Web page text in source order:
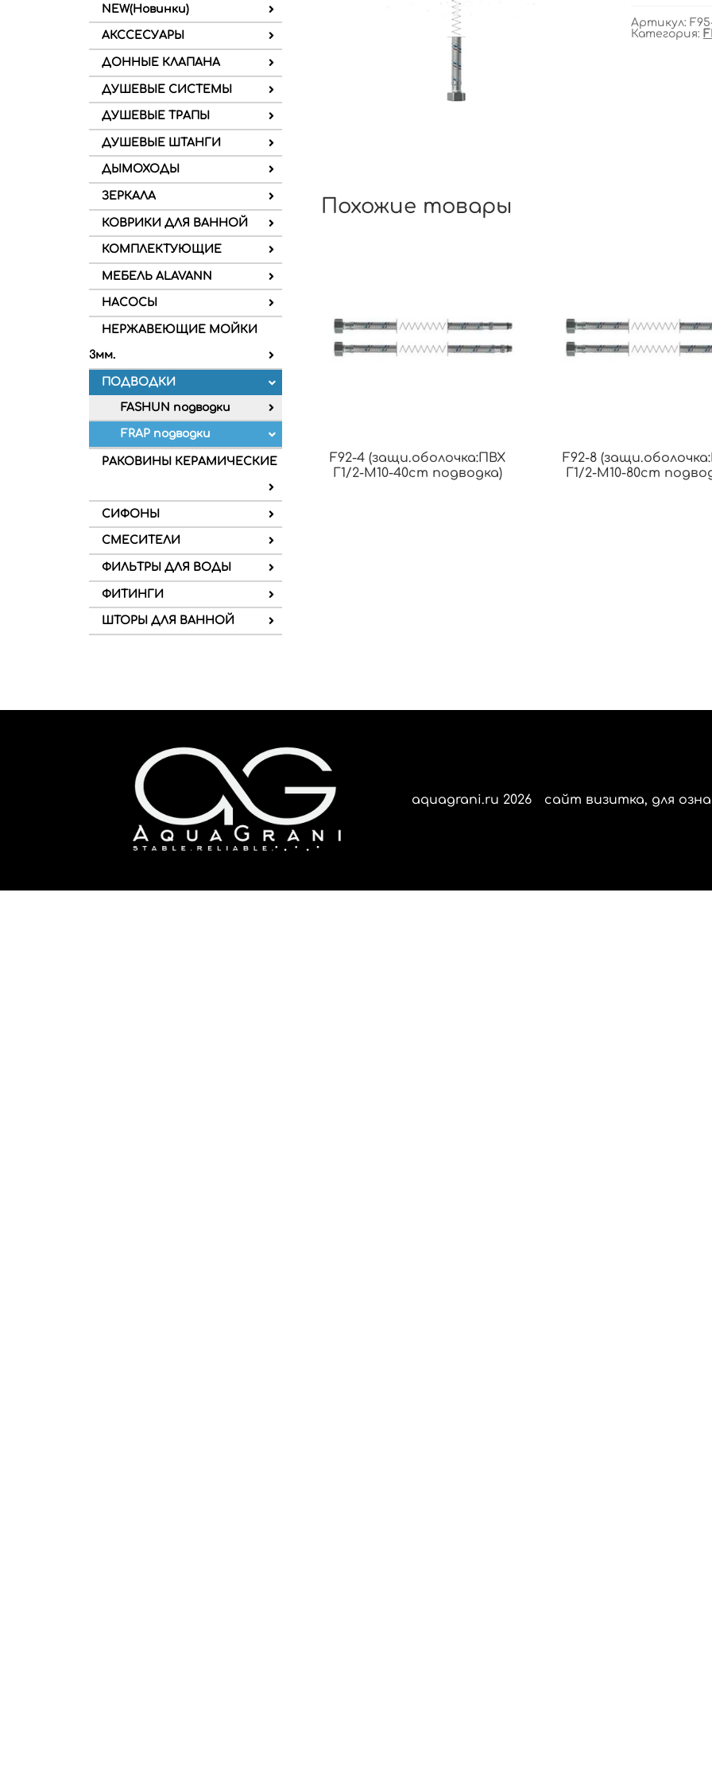
NEW(Новинки)
АКССЕСУАРЫ
ДОННЫЕ КЛАПАНА
ДУШЕВЫЕ СИСТЕМЫ
ДУШЕВЫЕ ТРАПЫ
ДУШЕВЫЕ ШТАНГИ
ДЫМОХОДЫ
ЗЕРКАЛА
КОВРИКИ ДЛЯ ВАННОЙ
КОМПЛЕКТУЮЩИЕ
МЕБЕЛЬ ALAVANN
НАСОСЫ
НЕРЖАВЕЮЩИЕ МОЙКИ
3мм.
ПОДВОДКИ
FASHUN подводки
FRAP подводки
РАКОВИНЫ КЕРАМИЧЕСКИЕ
СИФОНЫ
СМЕСИТЕЛИ
ФИЛЬТРЫ ДЛЯ ВОДЫ
ФИТИНГИ
ШТОРЫ ДЛЯ ВАННОЙ
Артикул:
Категория:
Похожие товары
F92-4 (защи.оболочка:ПВХ
Г1/2-М10-40cm подводка)
F92-8
Г1/2-М10-80cm
aquagrani.ru 2026 сайт визитка, для